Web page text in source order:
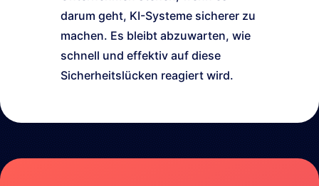
darum geht, KI-Systeme sicherer zu
machen. Es bleibt abzuwarten, wie
schnell und effektiv auf diese
Sicherheitslücken reagiert wird.